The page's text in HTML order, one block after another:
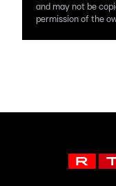
and may not be
permission of the